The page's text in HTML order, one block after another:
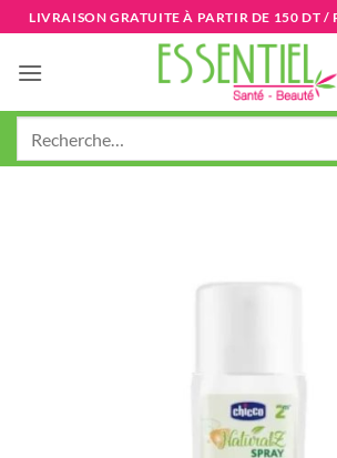
Passer
au
contenu
LIVRAISON GRATUITE À PARTIR DE 150 DT /